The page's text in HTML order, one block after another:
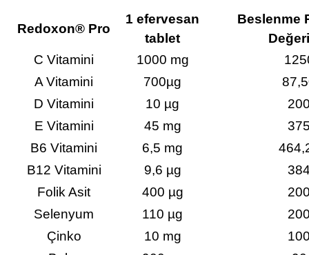
Redoxon® Pro
1 efervesan
tablet
Beslenme
C Vitamini
1000 mg
A Vitamini
700µg
D Vitamini
10 µg
E Vitamini
45 mg
B6 Vitamini
6,5 mg
B12 Vitamini
9,6 µg
Folik Asit
400 µg
Selenyum
110 µg
Çinko
10 mg